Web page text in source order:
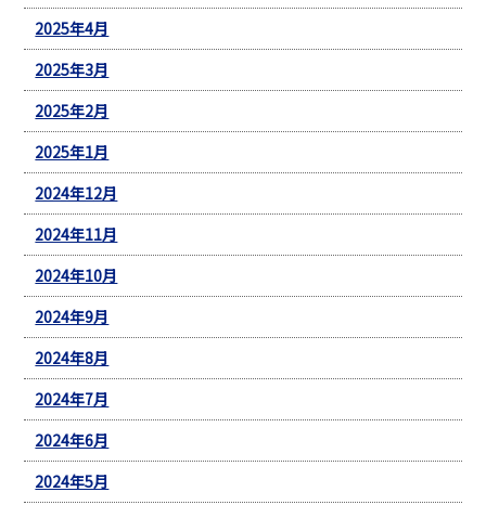
2025年4月
2025年3月
2025年2月
2025年1月
2024年12月
2024年11月
2024年10月
2024年9月
2024年8月
2024年7月
2024年6月
2024年5月